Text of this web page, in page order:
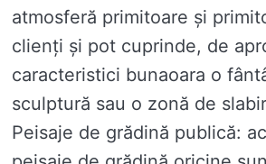
atmosferă primitoare și
clienți și pot cuprinde, de
caracteristici bunaoara o
sculptură sau o zonă de
Peisaje de grădină publică: